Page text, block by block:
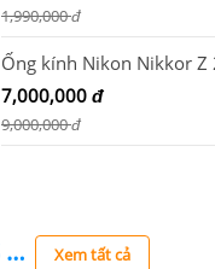
1,990,000đ
7,000,000 đ
9,000,000đ
Canon EOS R50 V Body + Canon RF-S 14-30mm F4-6.3 IS STM PZ + DJI RS 4 Mini Xem tất cả